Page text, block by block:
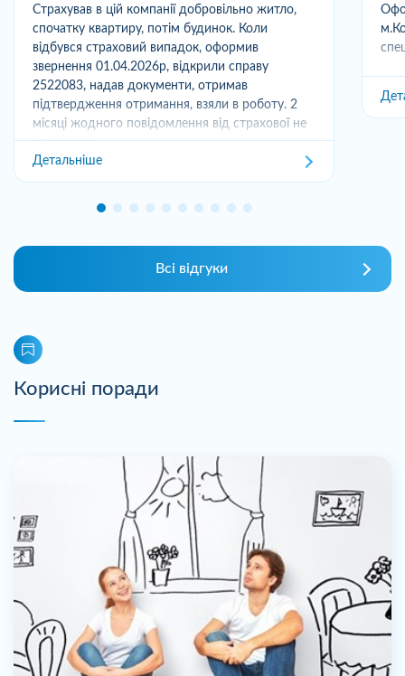
Страхував в цій компанії добровільно житло,
спочатку квартиру, потім будинок. Коли
відбувся страховий випадок, оформив
звернення 01.04.2026р, відкрили справу
2522083, надав документи, отримав
підтвердження отримання, взяли в роботу. 2
місяці жодного повідомлення від страхової не
отримував,...
Детальніше
Всі відгуки
Корисні поради